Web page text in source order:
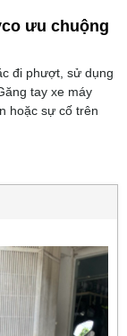
ưu chuộng
đi phượt, sử dụng
tay xe máy
hoặc sự cố trên